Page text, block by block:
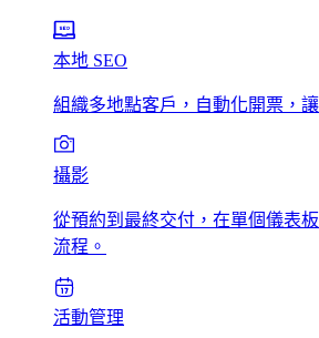
本地 SEO
組織多地點客戶，自動化開票，
攝影
從預約到最終交付，在單個儀表
流程。
活動管理